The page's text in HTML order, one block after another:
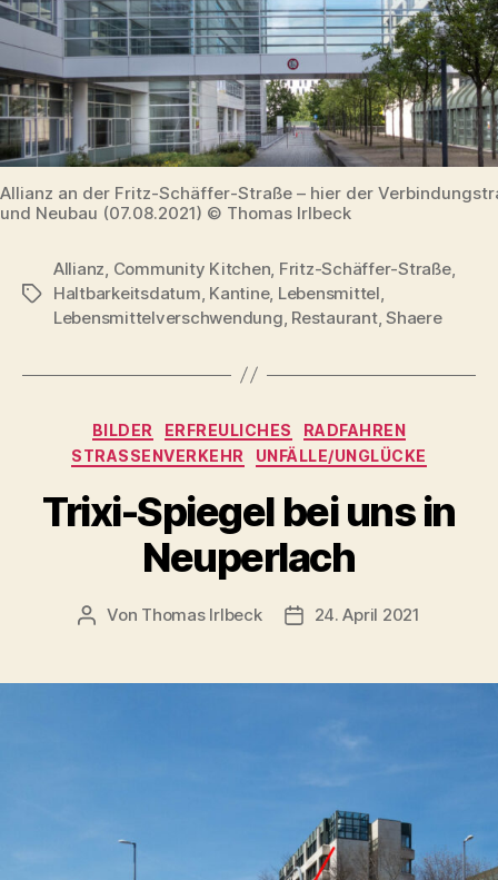
Allianz an der Fritz-Schäffer-Straße – hier der
und Neubau (07.08.2021) © Thomas Irlbeck
Schlagwörter
Allianz Community Kitchen Fritz-Schäffer-Straße,
Haltbarkeitsdatum Kantine, Lebensmittel
Lebensmittelverschwendung Restaurant,Shaere
Kategorien
BILDER ERFREULICHES
RADFAHREN
STRASSENVERKEHR
UNFÄLLE/UNGLÜCKE
Trixi-Spiegel bei uns in
Neuperlach
Beitragsautor
Von Thomas Irlbeck Veröffentlichungsdatum
24. April 2021